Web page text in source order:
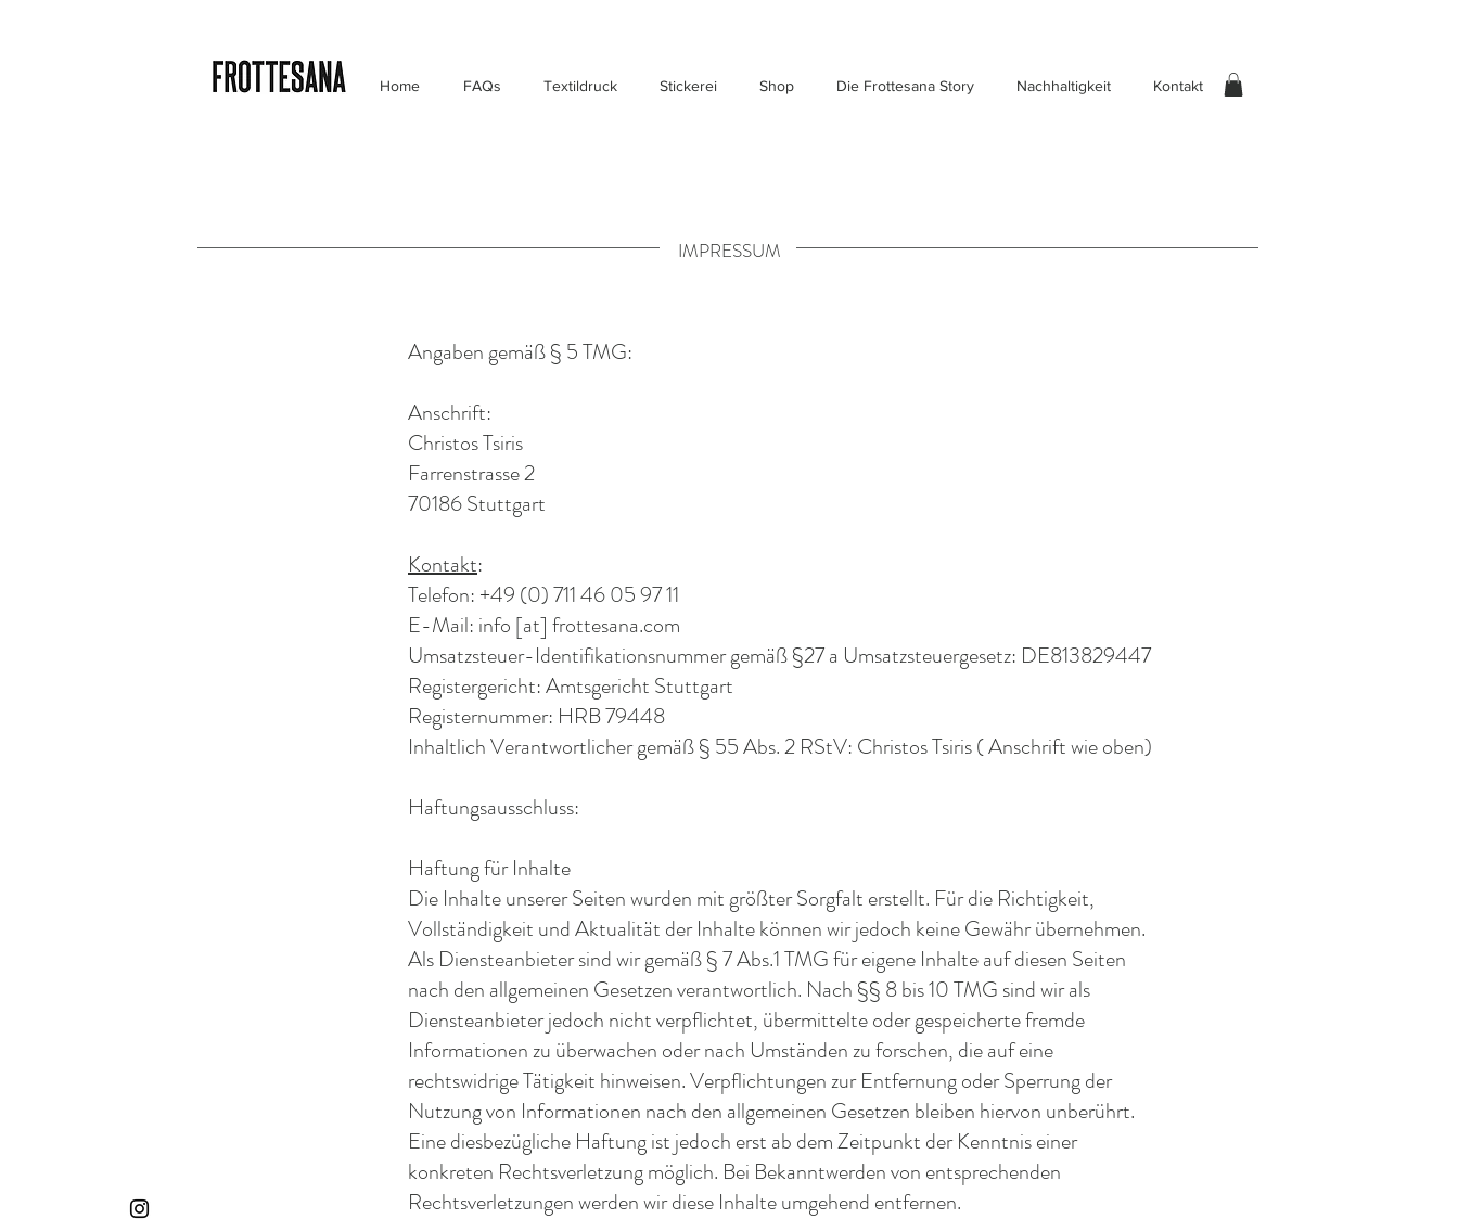
Home FAQs Textildruck Stickerei Shop Die Frottesana Story Nachhaltigkeit Kontakt
IMPRESSUM
Angaben gemäß § 5 TMG:
Anschrift:
Christos Tsiris
Farrenstrasse 2
70186 Stuttgart
Kontakt:
Telefon: +49 (0) 711 46 05 97 11
E-Mail: info [at] frottesana.com
Umsatzsteuer-Identifikationsnummer gemäß §27 a Umsatzsteuergesetz: DE813829447
Registergericht: Amtsgericht Stuttgart
Registernummer: HRB 79448
Inhaltlich Verantwortlicher gemäß § 55 Abs. 2 RStV: Christos Tsiris ( Anschrift wie oben)
Haftungsausschluss:
Haftung für Inhalte
Die Inhalte unserer Seiten wurden mit größter Sorgfalt erstellt. Für die Richtigkeit,
Vollständigkeit und Aktualität der Inhalte können wir jedoch keine Gewähr übernehmen.
Als Diensteanbieter sind wir gemäß § 7 Abs.1 TMG für eigene Inhalte auf diesen Seiten
nach den allgemeinen Gesetzen verantwortlich. Nach §§ 8 bis 10 TMG sind wir als
Diensteanbieter jedoch nicht verpflichtet, übermittelte oder gespeicherte fremde
Informationen zu überwachen oder nach Umständen zu forschen, die auf eine
rechtswidrige Tätigkeit hinweisen. Verpflichtungen zur Entfernung oder Sperrung der
Nutzung von Informationen nach den allgemeinen Gesetzen bleiben hiervon unberührt.
Eine diesbezügliche Haftung ist jedoch erst ab dem Zeitpunkt der Kenntnis einer
konkreten Rechtsverletzung möglich. Bei Bekanntwerden von entsprechenden
Rechtsverletzungen werden wir diese Inhalte umgehend entfernen.